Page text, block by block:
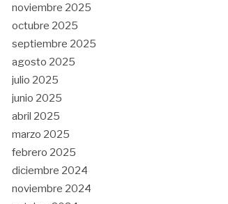
noviembre 2025
octubre 2025
septiembre 2025
agosto 2025
julio 2025
junio 2025
abril 2025
marzo 2025
febrero 2025
diciembre 2024
noviembre 2024